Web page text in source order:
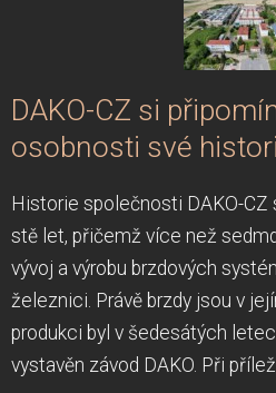
DAKO-CZ si
osobnosti své
Historie společnosti DAKO-CZ
stě let, přičemž více než
vývoj a výrobu brzdových
železnici. Právě brzdy jsou v
produkci byl v šedesátých
vystavěn závod DAKO. Při